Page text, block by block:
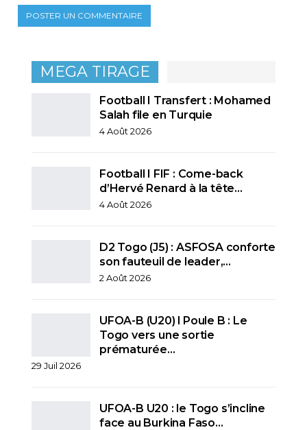
MEGA TIRAGE
Football I Transfert : Mohamed
Salah file en Turquie
4 Août 2026
Football I FIF : Come-back
d’Hervé Renard à la tête…
4 Août 2026
D2 Togo (J5) : ASFOSA conforte
son fauteuil de leader,…
2 Août 2026
UFOA-B (U20) l Poule B : Le
Togo vers une sortie
prématurée…
29 Juil 2026
UFOA-B U20 : le Togo s’incline
face au Burkina Faso…